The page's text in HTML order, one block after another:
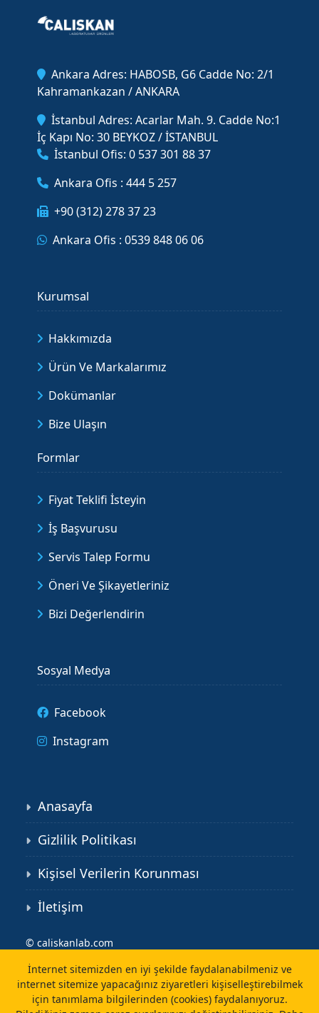
Ankara Adres: HABOSB, G6 Cadde No: 2/1
Kahramankazan / ANKARA
İstanbul Adres: Acarlar Mah. 9. Cadde No:1
İç Kapı No: 30 BEYKOZ / İSTANBUL
İstanbul Ofis: 0 537 301 88 37
Ankara Ofis : 444 5 257
+90 (312) 278 37 23
Ankara Ofis : 0539 848 06 06
Kurumsal
Hakkımızda
Ürün Ve Markalarımız
Dokümanlar
Bize Ulaşın
Formlar
Fiyat Teklifi İsteyin
İş Başvurusu
Servis Talep Formu
Öneri Ve Şikayetleriniz
Bizi Değerlendirin
Sosyal Medya
Facebook
Instagram
Anasayfa
Gizlilik Politikası
Kişisel Verilerin Korunması
İletişim
© caliskanlab.com
İnternet sitemizden en iyi şekilde faydalanabilmeniz ve
internet sitemize yapacağınız ziyaretleri kişiselleştirebilmek
için tanımlama bilgilerinden (cookies) faydalanıyoruz.